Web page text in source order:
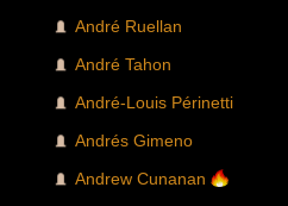
André Ruellan
André Tahon
André-Louis Périnetti
Andrés Gimeno
Andrew Cunanan